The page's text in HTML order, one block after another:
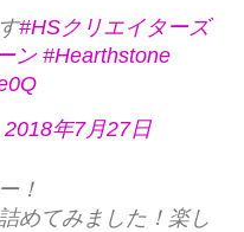
#HSクリエイターズ
ン #Hearthstone
2018年7月27日
！
めてみました！楽し